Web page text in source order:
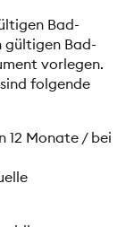
Bad-
gültigen Bad-
vorlegen.
folgende
12 Monate / bei